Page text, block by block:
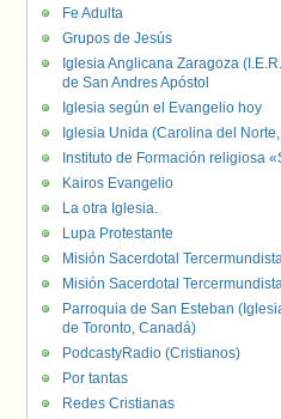
Fe Adulta
Grupos de Jesús
Iglesia Anglicana Zaragoza
de San Andres Apóstol
Iglesia según el Evangelio hoy
Iglesia Unida (Carolina del
Instituto de Formación religiosa
Kairos Evangelio
La otra Iglesia.
Lupa Protestante
Misión Sacerdotal
Misión Sacerdotal
Parroquia de San Esteban
de Toronto, Canadá)
PodcastyRadio (Cristianos)
Por tantas
Redes Cristianas